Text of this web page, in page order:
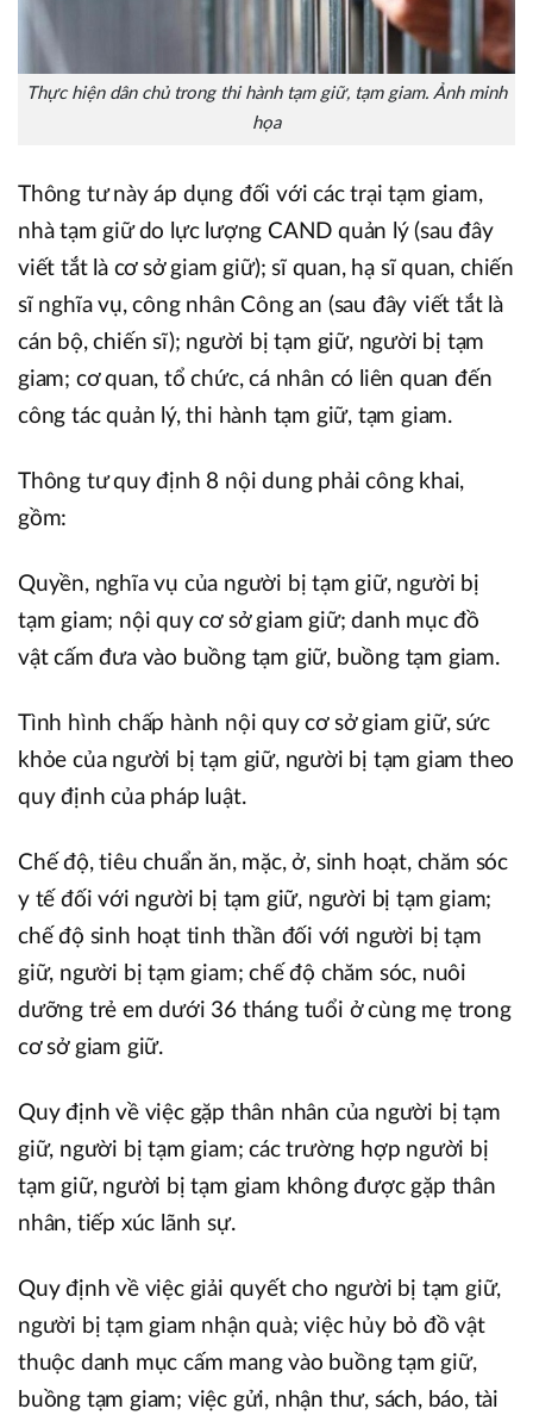
Thực hiện dân chủ trong thi hành tạm giữ, tạm giam. Ảnh minh
họa
Thông tư này áp dụng đối với các trại tạm giam,
nhà tạm giữ do lực lượng CAND quản lý (sau đây
viết tắt là cơ sở giam giữ); sĩ quan, hạ sĩ quan, chiến
sĩ nghĩa vụ, công nhân Công an (sau đây viết tắt là
cán bộ, chiến sĩ); người bị tạm giữ, người bị tạm
giam; cơ quan, tổ chức, cá nhân có liên quan đến
công tác quản lý, thi hành tạm giữ, tạm giam.
Thông tư quy định 8 nội dung phải công khai,
gồm:
Quyền, nghĩa vụ của người bị tạm giữ, người bị
tạm giam; nội quy cơ sở giam giữ; danh mục đồ
vật cấm đưa vào buồng tạm giữ, buồng tạm giam.
Tình hình chấp hành nội quy cơ sở giam giữ, sức
khỏe của người bị tạm giữ, người bị tạm giam theo
quy định của pháp luật.
Chế độ, tiêu chuẩn ăn, mặc, ở, sinh hoạt, chăm sóc
y tế đối với người bị tạm giữ, người bị tạm giam;
chế độ sinh hoạt tinh thần đối với người bị tạm
giữ, người bị tạm giam; chế độ chăm sóc, nuôi
dưỡng trẻ em dưới 36 tháng tuổi ở cùng mẹ trong
cơ sở giam giữ.
Quy định về việc gặp thân nhân của người bị tạm
giữ, người bị tạm giam; các trường hợp người bị
tạm giữ, người bị tạm giam không được gặp thân
nhân, tiếp xúc lãnh sự.
Quy định về việc giải quyết cho người bị tạm giữ,
người bị tạm giam nhận quà; việc hủy bỏ đồ vật
thuộc danh mục cấm mang vào buồng tạm giữ,
buồng tạm giam; việc gửi, nhận thư, sách, báo, tài